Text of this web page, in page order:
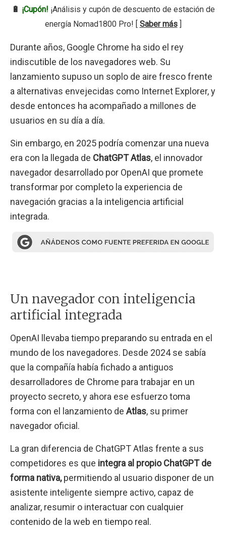
🔋 ¡Cupón! ¡Análisis y cupón de descuento de estación de
energía Nomad1800 Pro! [ Saber más]
Durante años, Google Chrome ha sido el rey
indiscutible de los navegadores web. Su
lanzamiento supuso un soplo de aire fresco frente
a alternativas envejecidas como Internet Explorer, y
desde entonces ha acompañado a millones de
usuarios en su día a día.
Sin embargo, en 2025 podría comenzar una nueva
era con la llegada de ChatGPT Atlas, el innovador
navegador desarrollado por OpenAI que promete
transformar por completo la experiencia de
navegación gracias a la inteligencia artificial
integrada.
Un navegador con inteligencia
artificial integrada
OpenAI llevaba tiempo preparando su entrada en el
mundo de los navegadores. Desde 2024 se sabía
que la compañía había fichado a antiguos
desarrolladores de Chrome para trabajar en un
proyecto secreto, y ahora ese esfuerzo toma
forma con el lanzamiento de Atlas, su primer
navegador oficial.
La gran diferencia de ChatGPT Atlas frente a sus
competidores es que integra al propio ChatGPT de
forma nativa,permitiendo al usuario disponer de un
asistente inteligente siempre activo, capaz de
analizar, resumir o interactuar con cualquier
contenido de la web en tiempo real.